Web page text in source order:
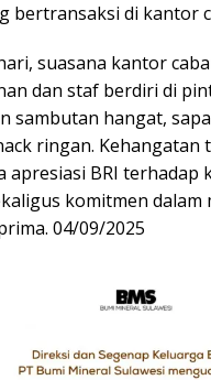
bertransaksi di kantor
suasana kantor
dan staf berdiri di
sambutan hangat,
ringan. Kehangatan
apresiasi BRI terhadap
komitmen dalam
04/09/2025